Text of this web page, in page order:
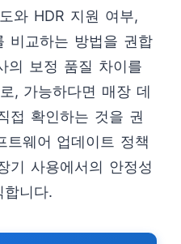
와 HDR 지원 여부,
비교하는 방법을 권합
의 보정 품질 차이를
, 가능하다면 매장 데
접 확인하는 것을 권
트웨어 업데이트 정책
기 사용에서의 안정성
니다.